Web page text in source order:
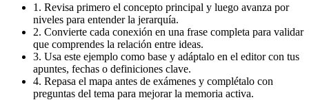
1. Revisa primero el concepto principal y luego avanza por
niveles para entender la jerarquía.
2. Convierte cada conexión en una frase completa para validar
que comprendes la relación entre ideas.
3. Usa este ejemplo como base y adáptalo en el editor con tus
apuntes, fechas o definiciones clave.
4. Repasa el mapa antes de exámenes y complétalo con
preguntas del tema para mejorar la memoria activa.